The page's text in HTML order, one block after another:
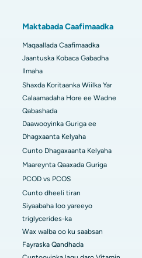
Maktabada Caafimaadka
Maqaallada Caafimaadka
Jaantuska Kobaca Gabadha
Ilmaha
Shaxda Koritaanka Wiilka Yar
Calaamadaha Hore ee Wadne
Qabashada
Daawooyinka Guriga ee
Dhagxaanta Kelyaha
Cunto Dhagaxaanta Kelyaha
Maareynta Qaaxada Guriga
PCOD vs PCOS
Cunto dheeli tiran
Siyaabaha loo yareeyo
triglycerides-ka
Wax walba oo ku saabsan
Fayraska Qandhada